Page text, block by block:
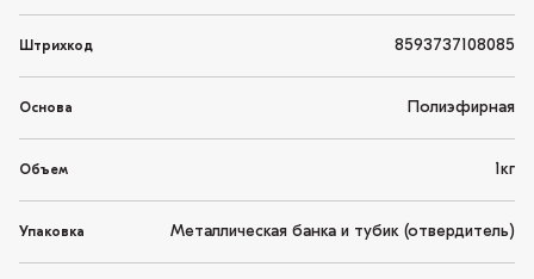
Штрихкод 8593737108085
Основа Полиэфирная
Объем 1кг
Упаковка Металлическая банка и тубик (отвердитель)